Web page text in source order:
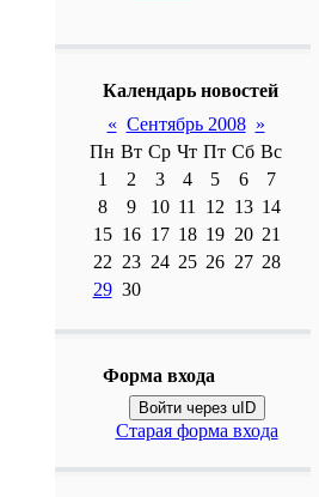
Календарь новостей
« Сентябрь 2008 »
Пн Вт Ср Чт Пт Сб Вс
1
2 3 4 5 6
7
8
9 10 11 12 13 14
15 16 17 18 19 20 21
22 23 24 25 26 27 28
29 30
Форма входа
Войти через uID
Старая форма входа